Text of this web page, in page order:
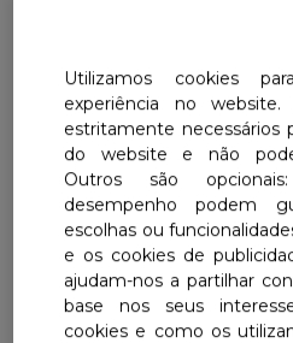
Centrum Homem 50+
Centrum Mulher 50+
Centrum Select 50+
Centrum Imuno-C
Centrum Plus
Centrum Select 50+
Centrum Homem 50+
Centrum Mulher 50+
Energia & Vitalidade
Energia Dupla
Um aporte de vitaminas
nossos pequenos
um suplemento
minerais, numa
equilibrada.
Utilizamos cookies
experiência no
estritamente necessários
do website e não
Outros são
desempenho podem
escolhas ou
e os cookies de
ajudam-nos a partilhar
base nos seus
cookies e como os